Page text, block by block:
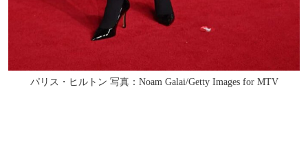
パリス・ヒルトン 写真：Noam Galai/Getty Images for MTV